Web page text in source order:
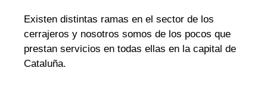
Existen distintas ramas en el sector de los
cerrajeros y nosotros somos de los pocos que
prestan servicios en todas ellas en la capital de
Cataluña.